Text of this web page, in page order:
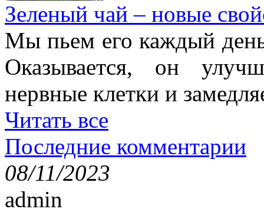
Зеленый чай – новые
Мы пьем его каждый
Оказывается, он
нервные клетки и
Читать все
Последние комментарии
08/11/2023
admin